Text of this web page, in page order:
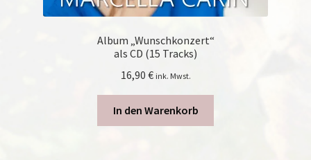
Album „Wunschkonzert“
als CD (15 Tracks)
16,90 € ink. Mwst.
In den Warenkorb